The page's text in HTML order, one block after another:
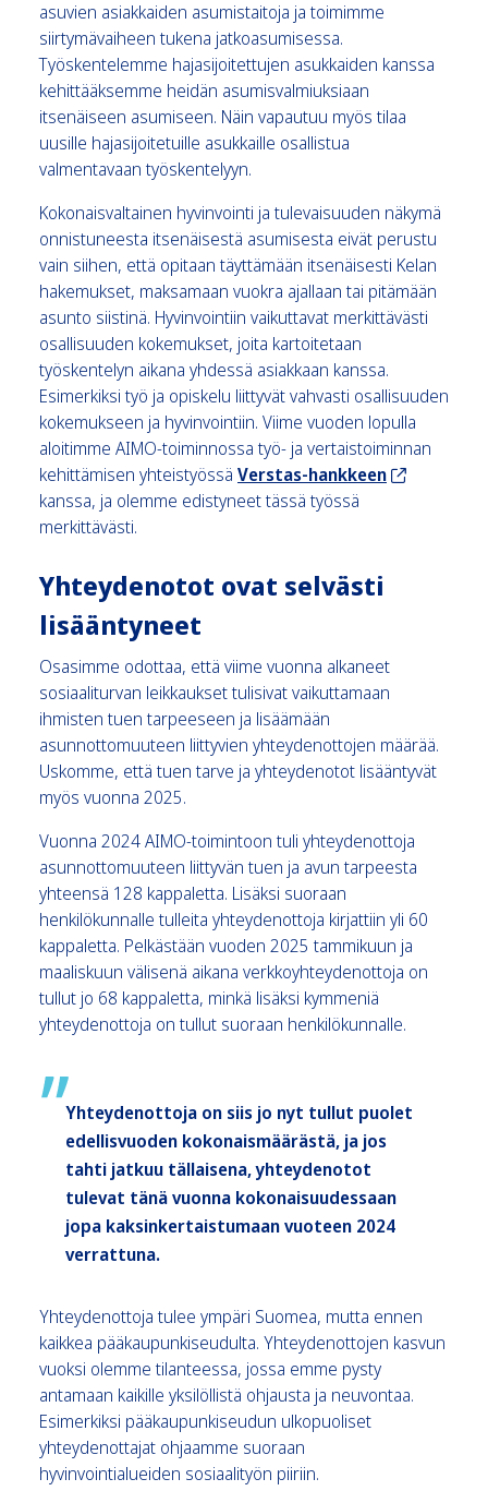
asuvien asiakkaiden asumistaitoja ja toimimme
siirtymävaiheen tukena jatkoasumisessa.
Työskentelemme hajasijoitettujen asukkaiden kanssa
kehittääksemme heidän asumisvalmiuksiaan
itsenäiseen asumiseen. Näin vapautuu myös tilaa
uusille hajasijoitetuille asukkaille osallistua
valmentavaan työskentelyyn.
Kokonaisvaltainen hyvinvointi ja tulevaisuuden näkymä
onnistuneesta itsenäisestä asumisesta eivät perustu
vain siihen, että opitaan täyttämään itsenäisesti Kelan
hakemukset, maksamaan vuokra ajallaan tai pitämään
asunto siistinä. Hyvinvointiin vaikuttavat merkittävästi
osallisuuden kokemukset, joita kartoitetaan
työskentelyn aikana yhdessä asiakkaan kanssa.
Esimerkiksi työ ja opiskelu liittyvät vahvasti osallisuuden
kokemukseen ja hyvinvointiin. Viime vuoden lopulla
aloitimme AIMO-toiminnossa työ- ja vertaistoiminnan
kehittämisen yhteistyössä Verstas-hankkeen
kanssa, ja olemme edistyneet tässä työssä
merkittävästi.
Yhteydenotot ovat selvästi
lisääntyneet
Osasimme odottaa, että viime vuonna alkaneet
sosiaaliturvan leikkaukset tulisivat vaikuttamaan
ihmisten tuen tarpeeseen ja lisäämään
asunnottomuuteen liittyvien yhteydenottojen määrää.
Uskomme, että tuen tarve ja yhteydenotot lisääntyvät
myös vuonna 2025.
Vuonna 2024 AIMO-toimintoon tuli yhteydenottoja
asunnottomuuteen liittyvän tuen ja avun tarpeesta
yhteensä 128 kappaletta. Lisäksi suoraan
henkilökunnalle tulleita yhteydenottoja kirjattiin yli 60
kappaletta. Pelkästään vuoden 2025 tammikuun ja
maaliskuun välisenä aikana verkkoyhteydenottoja on
tullut jo 68 kappaletta, minkä lisäksi kymmeniä
yhteydenottoja on tullut suoraan henkilökunnalle.
Yhteydenottoja on siis jo nyt tullut puolet
edellisvuoden kokonaismäärästä, ja jos
tahti jatkuu tällaisena, yhteydenotot
tulevat tänä vuonna kokonaisuudessaan
jopa kaksinkertaistumaan vuoteen 2024
verrattuna.
Yhteydenottoja tulee ympäri Suomea, mutta ennen
kaikkea pääkaupunkiseudulta. Yhteydenottojen kasvun
vuoksi olemme tilanteessa, jossa emme pysty
antamaan kaikille yksilöllistä ohjausta ja neuvontaa.
Esimerkiksi pääkaupunkiseudun ulkopuoliset
yhteydenottajat ohjaamme suoraan
hyvinvointialueiden sosiaalityön piiriin.